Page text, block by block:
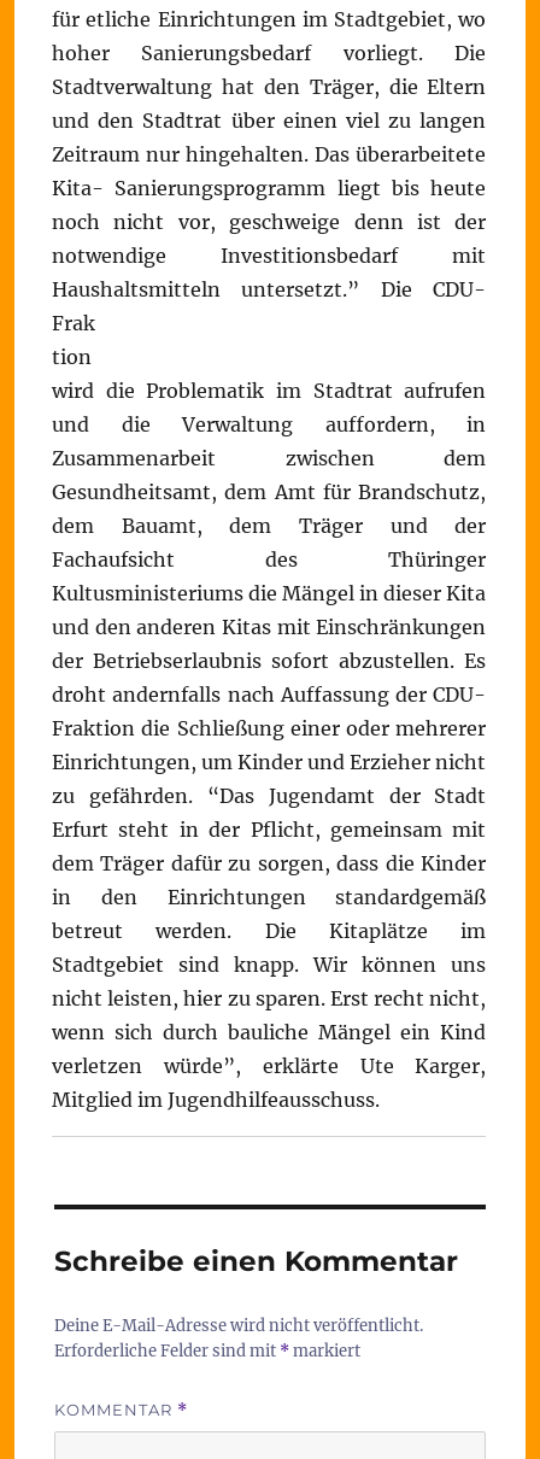
für etliche Einrichtungen im Stadtgebiet, wo
hoher Sanierungsbedarf vorliegt. Die
Stadtverwaltung hat den Träger, die Eltern
und den Stadtrat über einen viel zu langen
Zeitraum nur hingehalten. Das überarbeitete
Kita- Sanierungsprogramm liegt bis heute
noch nicht vor, geschweige denn ist der
notwendige Investitionsbedarf mit
Haushaltsmitteln untersetzt.” Die CDU-
Frak
tion
wird die Problematik im Stadtrat aufrufen
und die Verwaltung auffordern, in
Zusammenarbeit zwischen dem
Gesundheitsamt, dem Amt für Brandschutz,
dem Bauamt, dem Träger und der
Fachaufsicht des Thüringer
Kultusministeriums die Mängel in dieser Kita
und den anderen Kitas mit Einschränkungen
der Betriebserlaubnis sofort abzustellen. Es
droht andernfalls nach Auffassung der CDU-
Fraktion die Schließung einer oder mehrerer
Einrichtungen, um Kinder und Erzieher nicht
zu gefährden. “Das Jugendamt der Stadt
Erfurt steht in der Pflicht, gemeinsam mit
dem Träger dafür zu sorgen, dass die Kinder
in den Einrichtungen standardgemäß
betreut werden. Die Kitaplätze im
Stadtgebiet sind knapp. Wir können uns
nicht leisten, hier zu sparen. Erst recht nicht,
wenn sich durch bauliche Mängel ein Kind
verletzen würde”, erklärte Ute Karger,
Mitglied im Jugendhilfeausschuss.
Schreibe einen Kommentar
Deine E-Mail-Adresse wird nicht veröffentlicht.
Erforderliche Felder sind mit *markiert
KOMMENTAR *